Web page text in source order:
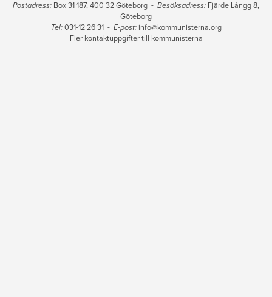
Postadress: Box 31 187, 400 32 Göteborg - Besöksadress: Fjärde Långg 8,
Göteborg
Tel:031-12 26 31 - E-post: info@kommunisterna.org
Fler kontaktuppgifter till kommunisterna